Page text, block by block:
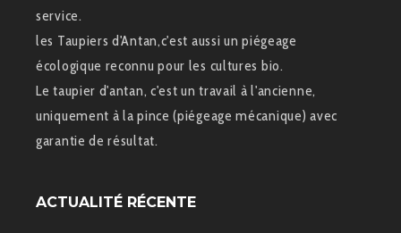
service.
les Taupiers d'Antan,c'est aussi un piégeage
écologique reconnu pour les cultures bio.
Le taupier d'antan, c'est un travail à l'ancienne,
uniquement à la pince (piégeage mécanique) avec
garantie de résultat.
ACTUALITÉ RÉCENTE